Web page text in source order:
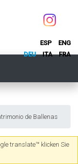
ESP
ENG
DEU
ITA FRA
de Ballenas
translate™ klicken Sie